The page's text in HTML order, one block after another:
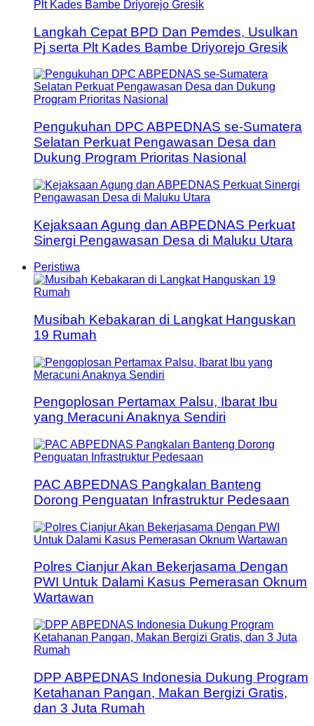
Langkah Cepat BPD Dan Pemdes, Usulkan
Pj serta Plt Kades Bambe Driyorejo Gresik
Pengukuhan DPC ABPEDNAS se-Sumatera
Selatan Perkuat Pengawasan Desa dan
Dukung Program Prioritas Nasional
Kejaksaan Agung dan ABPEDNAS Perkuat
Sinergi Pengawasan Desa di Maluku Utara
Peristiwa
Musibah Kebakaran di Langkat Hanguskan
19 Rumah
Pengoplosan Pertamax Palsu, Ibarat Ibu
yang Meracuni Anaknya Sendiri
PAC ABPEDNAS Pangkalan Banteng
Dorong Penguatan Infrastruktur Pedesaan
Polres Cianjur Akan Bekerjasama Dengan
PWI Untuk Dalami Kasus Pemerasan Oknum
Wartawan
DPP ABPEDNAS Indonesia Dukung Program
Ketahanan Pangan, Makan Bergizi Gratis,
dan 3 Juta Rumah